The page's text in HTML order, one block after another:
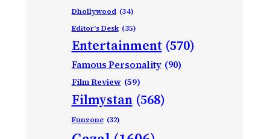
Dhollywood (34)
Editor's Desk (35)
Entertainment (570)
Famous Personality (90)
Film Review (59)
Filmystan (568)
Funzone (32)